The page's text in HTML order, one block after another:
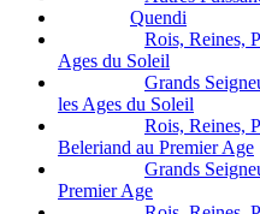
Quendi
Rois, Reines,
Ages du Soleil
Grands
les Ages du Soleil
Rois, Reines,
Beleriand au Premier Age
Grands
Premier Age